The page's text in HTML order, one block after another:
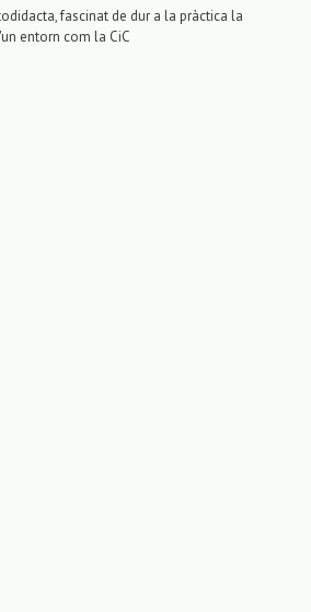
fascinat de dur a la pràctica la
entorn com la CiC